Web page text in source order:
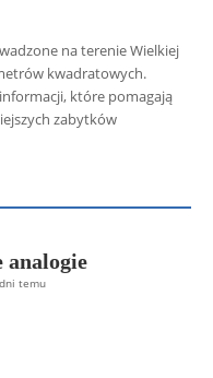
na terenie Wielkiej
kwadratowych.
które pomagają
zabytków
Antoni Radczenko
Płokszto
Grzegorz Górny
SDB
analogie
temu